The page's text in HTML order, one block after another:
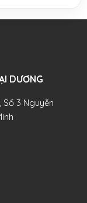
DƯƠNG​
3 Nguyễn